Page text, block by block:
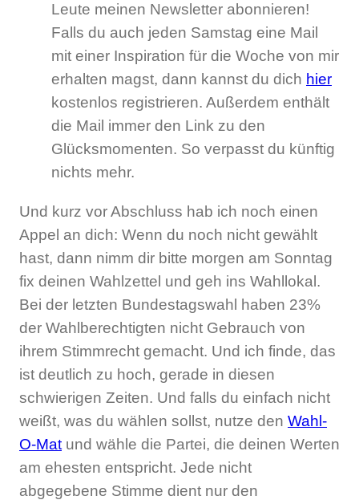
Leute meinen Newsletter abonnieren!
Falls du auch jeden Samstag eine Mail
mit einer Inspiration für die Woche von mir
erhalten magst, dann kannst du dich hier
kostenlos registrieren. Außerdem enthält
die Mail immer den Link zu den
Glücksmomenten. So verpasst du künftig
nichts mehr.
Und kurz vor Abschluss hab ich noch einen
Appel an dich: Wenn du noch nicht gewählt
hast, dann nimm dir bitte morgen am Sonntag
fix deinen Wahlzettel und geh ins Wahllokal.
Bei der letzten Bundestagswahl haben 23%
der Wahlberechtigten nicht Gebrauch von
ihrem Stimmrecht gemacht. Und ich finde, das
ist deutlich zu hoch, gerade in diesen
schwierigen Zeiten. Und falls du einfach nicht
weißt, was du wählen sollst, nutze den Wahl-
O-Mat und wähle die Partei, die deinen Werten
am ehesten entspricht. Jede nicht
abgegebene Stimme dient nur den